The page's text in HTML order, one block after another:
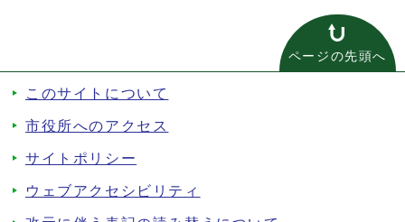
ページの先頭へ
このサイトについて
市役所へのアクセス
サイトポリシー
ウェブアクセシビリティ